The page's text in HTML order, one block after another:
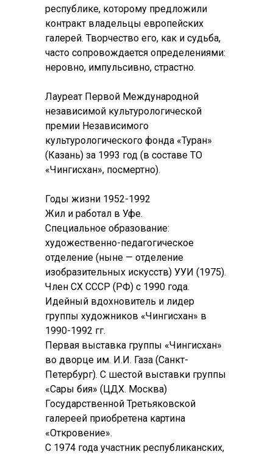
республике, которому предложили
контракт владельцы европейских
галерей. Творчество его, как и судьба,
часто сопровождается определениями:
неровно, импульсивно, страстно.
Лауреат Первой Международной
независимой культурологической
премии Независимого
культурологического фонда «Туран»
(Казань) за 1993 год (в составе ТО
«Чингисхан», посмертно).
Годы жизни 1952-1992
Жил и работал в Уфе.
Специальное образование:
художественно-педагогическое
отделение (ныне — отделение
изобразительных искусств) УУИ (1975).
Член СХ СССР (РФ) с 1990 года.
Идейный вдохновитель и лидер
группы художников «Чингисхан» в
1990-1992 гг.
Первая выставка группы «Чингисхан»
во дворце им. И.И. Газа (Санкт-
Петербург). С шестой выставки группы
«Сары бия» (ЦДХ. Москва)
Государственной Третьяковской
галереей приобретена картина
«Откровение».
С 1974 года участник республиканских,